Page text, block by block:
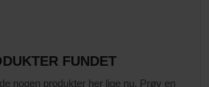
FUNDET
nogen produkter her lige nu. Prøv en